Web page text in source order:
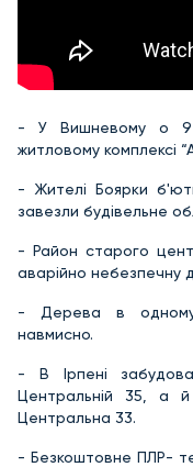
- У Вишневому о 9
житловому комплексі
- Жителі Боярки
завезли будівельне
- Район старого
аварійно небезпечну
- Дерева в одному
навмисно.
- В Ірпені
Центральній 35, а й
Центральна 33.
- Безкоштовне ПЛР-